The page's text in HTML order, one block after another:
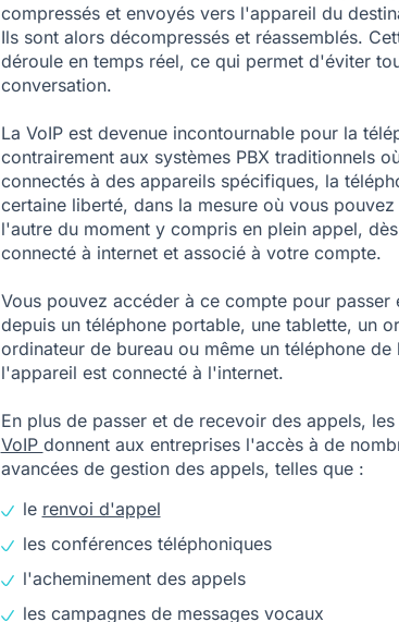
compressés et envoyés vers l'appareil du
Ils sont alors décompressés et réassemblés.
déroule en temps réel, ce qui permet d'éviter
conversation.
La VoIP est devenue incontournable pour la
contrairement aux systèmes PBX traditionnels
connectés à des appareils spécifiques, la
certaine liberté, dans la mesure où vous
l'autre du moment y compris en plein appel,
connecté à internet et associé à votre compte.
Vous pouvez accéder à ce compte pour passer
depuis un téléphone portable, une tablette, un
ordinateur de bureau ou même un téléphone de
l'appareil est connecté à l'internet.
En plus de passer et de recevoir des appels, les
VoIP donnent aux entreprises l'accès à de
avancées de gestion des appels, telles que :
le renvoi d'appel
les conférences téléphoniques
l'acheminement des appels
les campagnes de messages vocaux